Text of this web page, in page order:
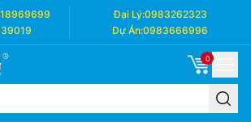
Đại Lý:0983262323
Dự Án:0983666996
0